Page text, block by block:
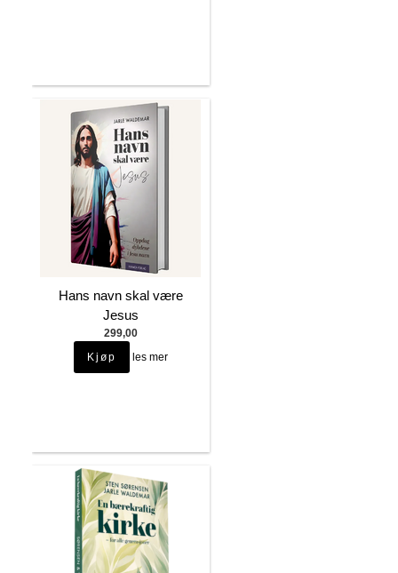
Hans navn skal være
Jesus
299,00
les mer